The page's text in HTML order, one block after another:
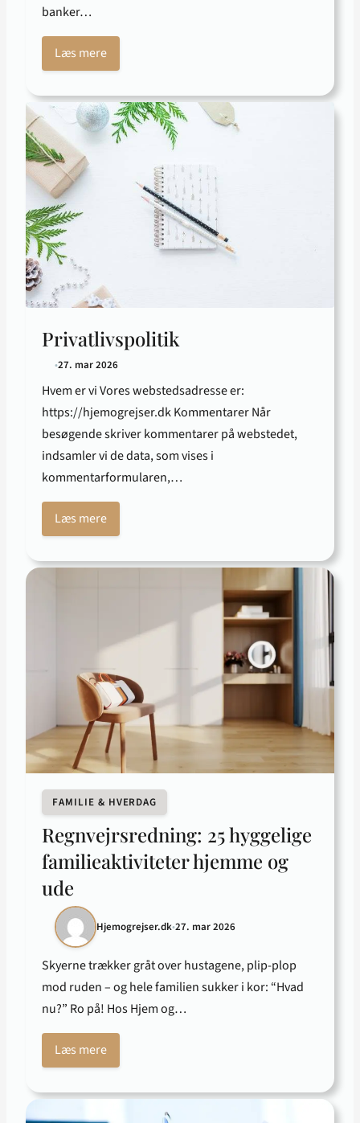
banker…
Læs mere
Privatlivspolitik
•27. mar 2026
Hvem er vi Vores webstedsadresse er:
https://hjemogrejser.dk Kommentarer Når
besøgende skriver kommentarer på webstedet,
indsamler vi de data, som vises i
kommentarformularen,…
Læs mere
FAMILIE & HVERDAG
Regnvejrsredning: 25 hyggelige
familieaktiviteter hjemme og
ude
Hjemogrejser.dk•27. mar 2026
Skyerne trækker gråt over hustagene, plip-plop
mod ruden – og hele familien sukker i kor: “Hvad
nu?” Ro på! Hos Hjem og…
Læs mere